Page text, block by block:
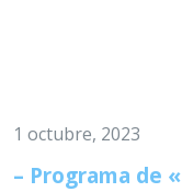
1 octubre, 2023
– Programa de